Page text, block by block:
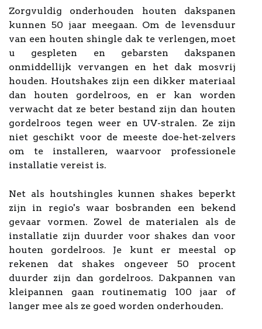
Zorgvuldig onderhouden houten dakspanen
kunnen 50 jaar meegaan. Om de levensduur
van een houten shingle dak te verlengen, moet
u gespleten en gebarsten dakspanen
onmiddellijk vervangen en het dak mosvrij
houden. Houtshakes zijn een dikker materiaal
dan houten gordelroos, en er kan worden
verwacht dat ze beter bestand zijn dan houten
gordelroos tegen weer en UV-stralen. Ze zijn
niet geschikt voor de meeste doe-het-zelvers
om te installeren, waarvoor professionele
installatie vereist is.
Net als houtshingles kunnen shakes beperkt
zijn in regio's waar bosbranden een bekend
gevaar vormen. Zowel de materialen als de
installatie zijn duurder voor shakes dan voor
houten gordelroos. Je kunt er meestal op
rekenen dat shakes ongeveer 50 procent
duurder zijn dan gordelroos. Dakpannen van
kleipannen gaan routinematig 100 jaar of
langer mee als ze goed worden onderhouden.